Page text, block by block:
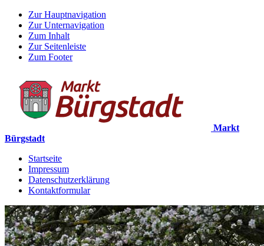
Zur Hauptnavigation
Zur Unternavigation
Zum Inhalt
Zur Seitenleiste
Zum Footer
Markt
Bürgstadt
Startseite
Impressum
Datenschutzerklärung
Kontaktformular